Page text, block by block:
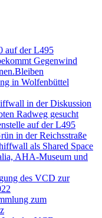
auf der L495
Gegenwind
in Wolfenbüttel
in der Diskussion
Radweg gesucht
auf der L495
in der Reichsstraße
als Shared Space
AHA-Museum und
des VCD zur
zum